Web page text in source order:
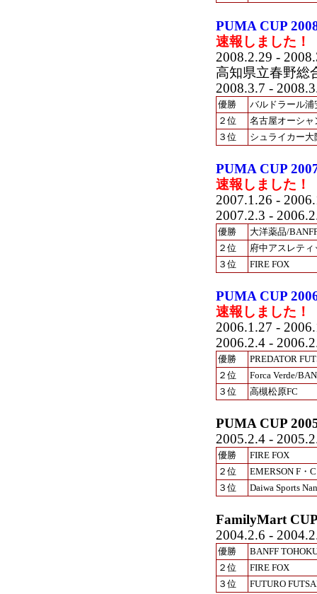
PUMA CUP
速報しました！
2008.2.29 -
高知県立春野総
2008.3.7 -
優勝
バルドラール浦
２位
名古屋オーシャ
３位
シュライカー大
PUMA CUP
速報しました！
2007.1.26 -
2007.2.3 -
優勝
大洋薬品/
２位
府中アスレティ
３位
FIRE FOX
PUMA CUP
速報しました！
2006.1.27 -
2006.2.4 -
優勝
PREDATOR
２位
Forca Verde/
３位
高槻松原FC
PUMA CUP
2005.2.4 -
優勝
FIRE FOX
２位
EMERSON F・C
３位
Daiwa Sports
FamilyMart
2004.2.6 -
優勝
BANFF
２位
FIRE FOX
３位
FUTURO